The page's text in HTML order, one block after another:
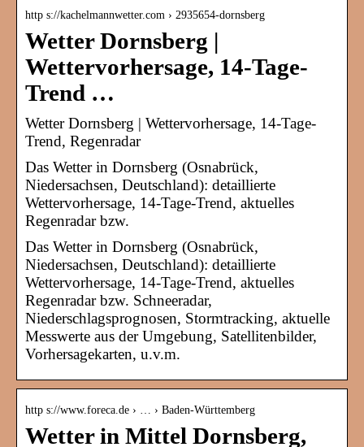
http s://kachelmannwetter.com › 2935654-dornsberg
Wetter Dornsberg |
Wettervorhersage, 14-Tage-
Trend …
Wetter Dornsberg | Wettervorhersage, 14-Tage-
Trend, Regenradar
Das Wetter in Dornsberg (Osnabrück,
Niedersachsen, Deutschland): detaillierte
Wettervorhersage, 14-Tage-Trend, aktuelles
Regenradar bzw.
Das Wetter in Dornsberg (Osnabrück,
Niedersachsen, Deutschland): detaillierte
Wettervorhersage, 14-Tage-Trend, aktuelles
Regenradar bzw. Schneeradar,
Niederschlagsprognosen, Stormtracking, aktuelle
Messwerte aus der Umgebung, Satellitenbilder,
Vorhersagekarten, u.v.m.
http s://www.foreca.de › … › Baden-Württemberg
Wetter in Mittel Dornsberg,